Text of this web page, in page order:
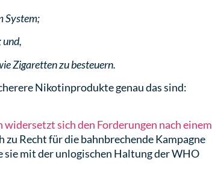
System;
und,
Zigaretten zu besteuern.
Nikotinprodukte genau das sind:
sich den Forderungen nach einem
Recht für die bahnbrechende Kampagne
sie mit der unlogischen Haltung der WHO